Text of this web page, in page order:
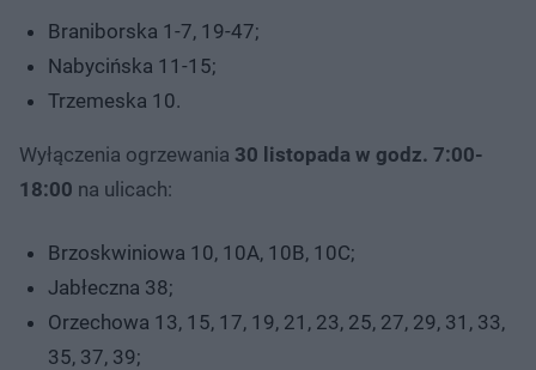
Braniborska 1-7, 19-47;
Nabycińska 11-15;
Trzemeska 10.
Wyłączenia ogrzewania 30 listopada w godz. 7:00-
18:00 na ulicach:
Brzoskwiniowa 10, 10A, 10B, 10C;
Jabłeczna 38;
Orzechowa 13, 15, 17, 19, 21, 23, 25, 27, 29, 31, 33,
35, 37, 39;